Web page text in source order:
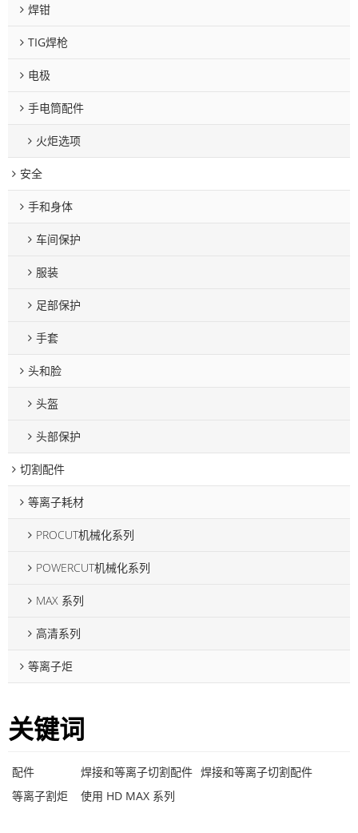
焊钳
TIG焊枪
电极
手电筒配件
火炬选项
安全
手和身体
车间保护
服装
足部保护
手套
头和脸
头盔
头部保护
切割配件
等离子耗材
PROCUT机械化系列
POWERCUT机械化系列
MAX 系列
高清系列
等离子炬
关键词
配件 焊接和等离子切割配件 焊接和等离子切割配件
等离子割炬
使用 HD MAX 系列